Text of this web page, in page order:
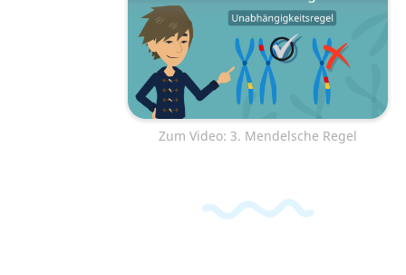
Zum Video: 3. Mendelsche Regel